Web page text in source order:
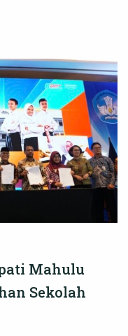
Tribun
Kaltim
Award
2026
Mahulu
Sekolah